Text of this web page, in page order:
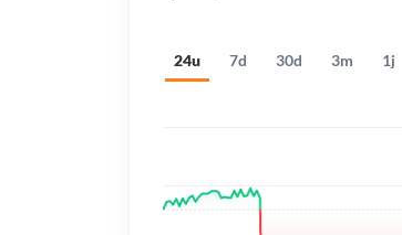
24u 7d 30d 3m 1j